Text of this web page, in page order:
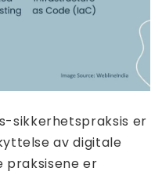
sikkerhetspraksis er
av digitale
praksisene er